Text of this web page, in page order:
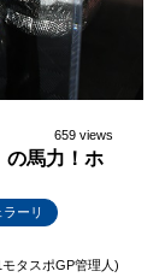
659 views
の馬力！ホ
ラーリ
タスポGP管理人)